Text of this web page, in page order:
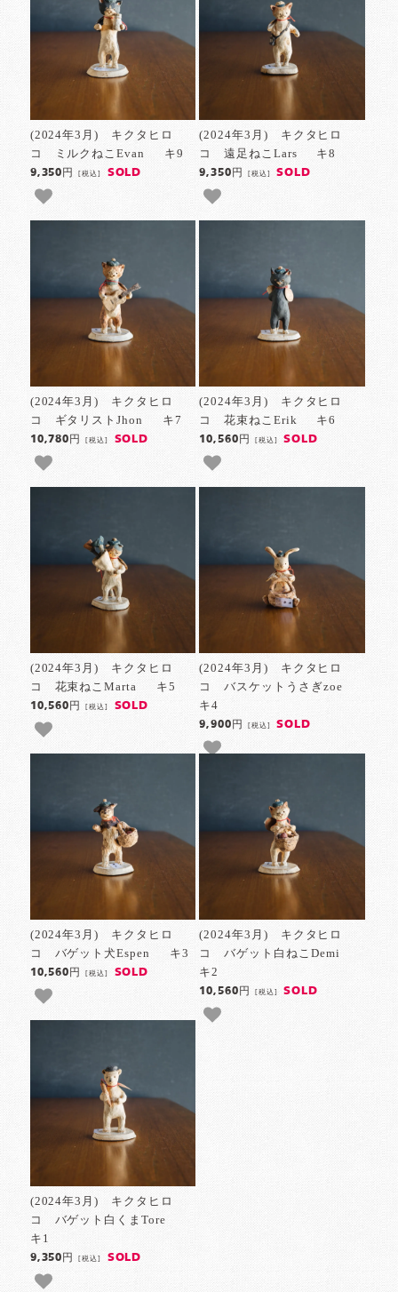
(2024年3月) キクタヒロ
コ ミルクねこEvan キ9
9,350円[税込] SOLD
(2024年3月) キクタヒロ
コ 遠足ねこLars キ8
9,350円 [税込] SOLD
(2024年3月) キクタヒロ
コ ギタリストJhon キ7
10,780円[税込] SOLD
(2024年3月) キクタヒロ
コ 花束ねこErik キ6
10,560円 [税込] SOLD
(2024年3月) キクタヒロ
コ 花束ねこMarta キ5
10,560円[税込] SOLD
(2024年3月) キクタヒロ
コ バスケットうさぎzoe
キ4
9,900円 [税込] SOLD
(2024年3月) キクタヒロ
コ バゲット犬Espen キ3
10,560円[税込] SOLD
(2024年3月) キクタヒロ
コ バゲット白ねこDemi
キ2
10,560円 [税込] SOLD
(2024年3月) キクタヒロ
コ バゲット白くまTore
キ1
9,350円[税込] SOLD